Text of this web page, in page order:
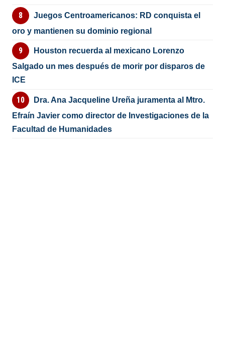
Juegos Centroamericanos: RD conquista el
oro y mantienen su dominio regional
Houston recuerda al mexicano Lorenzo
Salgado un mes después de morir por disparos de
ICE
Dra. Ana Jacqueline Ureña juramenta al Mtro.
Efraín Javier como director de Investigaciones de la
Facultad de Humanidades